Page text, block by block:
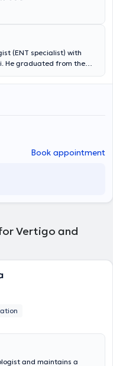
(ENT specialist) with
He graduated from the
experience and
"Hippocratio," as
"P. & A. Kyriakou."
in seminars and
a member of the Piraeus
of the Medical
Book appointment
Vertigo and
and maintains a